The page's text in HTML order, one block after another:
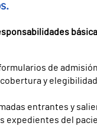
de
y
entrantes y
expedientes del